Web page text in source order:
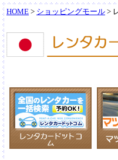
HOME > ショッピングモール >